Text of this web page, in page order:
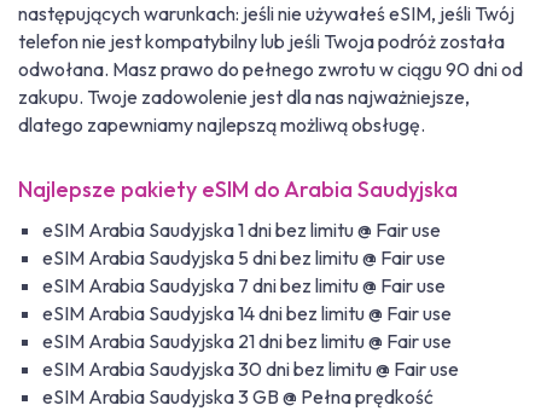
następujących warunkach: jeśli nie używałeś eSIM, jeśli Twój
telefon nie jest kompatybilny lub jeśli Twoja podróż została
odwołana. Masz prawo do pełnego zwrotu w ciągu 90 dni od
zakupu. Twoje zadowolenie jest dla nas najważniejsze,
dlatego zapewniamy najlepszą możliwą obsługę.
Najlepsze pakiety eSIM do Arabia Saudyjska
eSIM Arabia Saudyjska 1 dni bez limitu @ Fair use
eSIM Arabia Saudyjska 5 dni bez limitu @ Fair use
eSIM Arabia Saudyjska 7 dni bez limitu @ Fair use
eSIM Arabia Saudyjska 14 dni bez limitu @ Fair use
eSIM Arabia Saudyjska 21 dni bez limitu @ Fair use
eSIM Arabia Saudyjska 30 dni bez limitu @ Fair use
eSIM Arabia Saudyjska 3 GB @ Pełna prędkość